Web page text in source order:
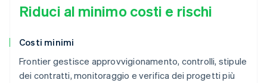
Riduci al minimo costi e rischi
Costi minimi
Frontier gestisce approvvigionamento, controlli, stipule
dei contratti, monitoraggio e verifica dei progetti più